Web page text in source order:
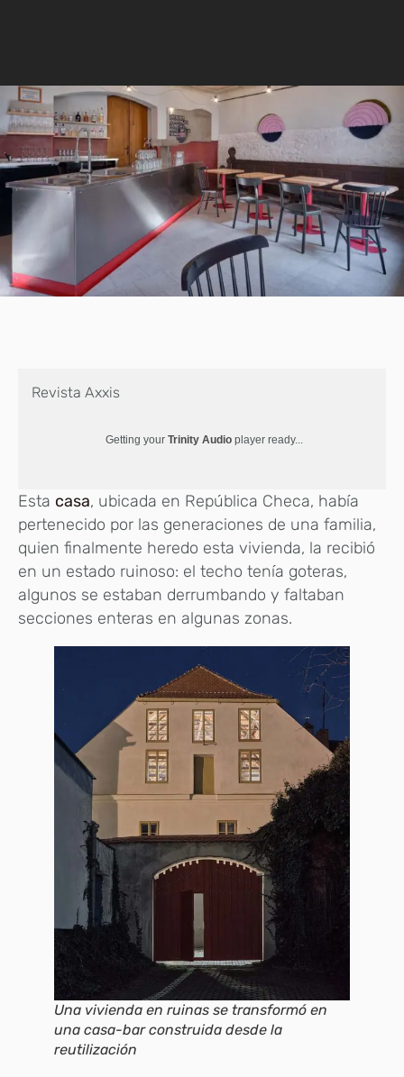
Revista Axxis
Getting your Trinity Audio player ready...
Esta casa, ubicada en República Checa, había
pertenecido por las generaciones de una familia,
quien finalmente heredo esta vivienda, la recibió
en un estado ruinoso: el techo tenía goteras,
algunos se estaban derrumbando y faltaban
secciones enteras en algunas zonas.
Una vivienda en ruinas se transformó en
una casa-bar construida desde la
reutilización